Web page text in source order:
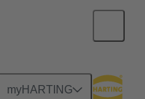
myHARTING